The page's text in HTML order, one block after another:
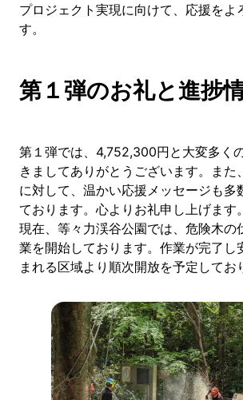
プロジェクト実現に向けて、応援をよ
す。
第１弾のお礼と進捗
第１弾では、4,752,300円と大変多く
きましてありがとうございます。また
に対して、温かい応援メッセージも多
ております。心よりお礼申し上げます。
現在、等々力渓谷公園では、危険木の
業を開始しております。作業が完了し
まれる区域より順次開放を予定してお